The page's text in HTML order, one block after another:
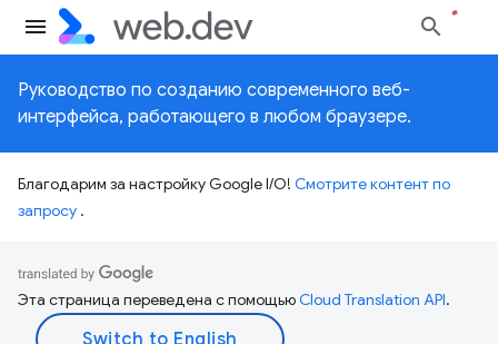
Руководство по созданию современного веб-
интерфейса, работающего в любом браузере.
Благодарим за настройку Google I/O! Смотрите контент по
запросу .
Эта страница переведена с помощьюCloud Translation API.